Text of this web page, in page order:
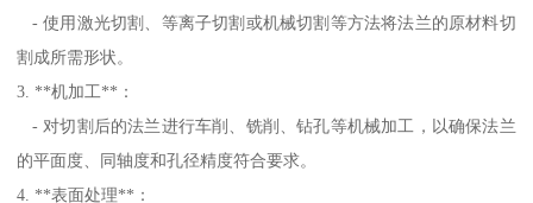
- 使用激光切割、等离子切割或机械切割等方法将法兰的原材料切
割成所需形状。
3. **机加工**：
- 对切割后的法兰进行车削、铣削、钻孔等机械加工，以确保法兰
的平面度、同轴度和孔径精度符合要求。
4. **表面处理**：